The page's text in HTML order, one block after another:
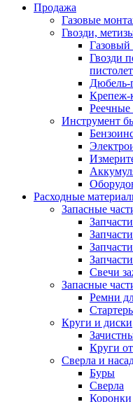
Продажа
Газовые
Гвозди,
Газовый
Гвозди
Дюбель-
Крепеж-
Реечные
Инструмент
Расходные
Запасные
Свечи
Запасные
Ремни
Круги и диски
Круги
Сверла и
Буры
Сверла
Коронки